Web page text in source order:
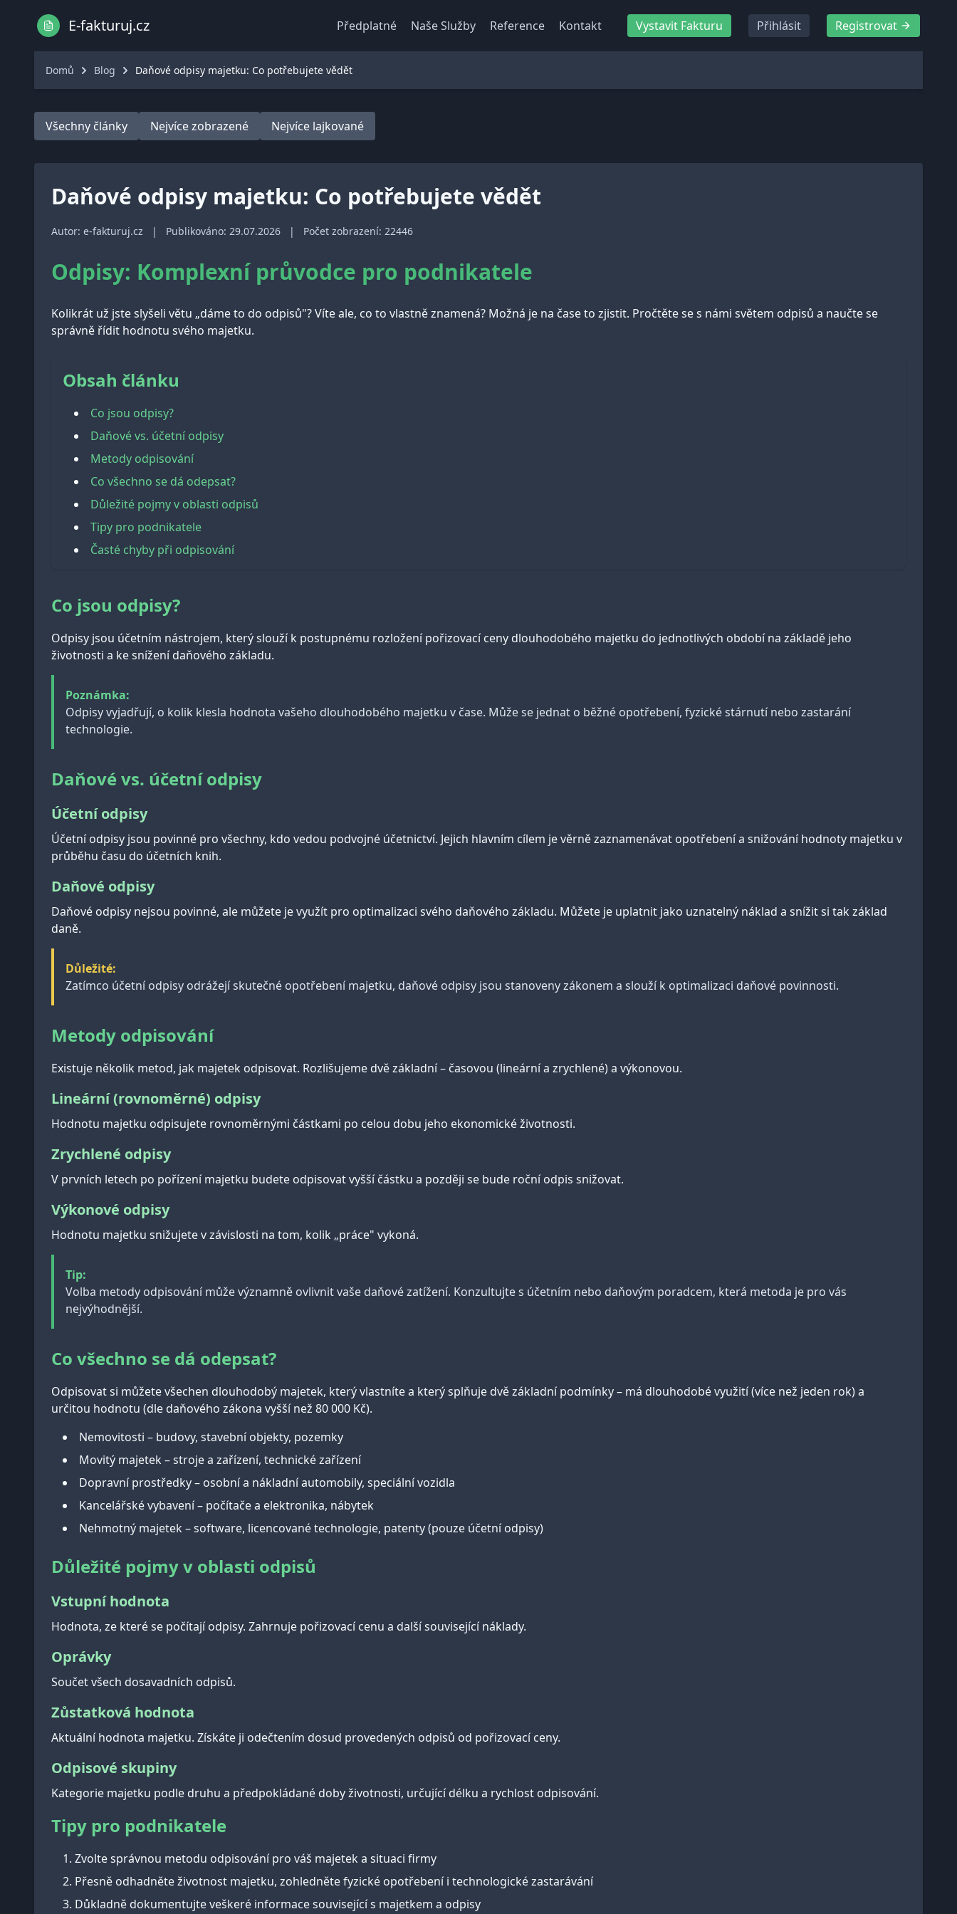
E-fakturuj.cz Předplatné Naše Služby Reference Kontakt Vystavit Fakturu Přihlásit Registrovat
Domů Blog Daňové odpisy majetku: Co potřebujete vědět
Všechny články Nejvíce zobrazené Nejvíce lajkované
Daňové odpisy majetku: Co potřebujete vědět
Autor: e-fakturuj.cz | Publikováno: 29.07.2026 | Počet zobrazení: 22446
Odpisy: Komplexní průvodce pro podnikatele
Kolikrát už jste slyšeli větu „dáme to do odpisů"? Víte ale, co to vlastně znamená? Možná je na čase to zjistit. Pročtěte se s námi světem odpisů a naučte se
správně řídit hodnotu svého majetku.
Obsah článku
Co jsou odpisy?
Daňové vs. účetní odpisy
Metody odpisování
Co všechno se dá odepsat?
Důležité pojmy v oblasti odpisů
Tipy pro podnikatele
Časté chyby při odpisování
Co jsou odpisy?
Odpisy jsou účetním nástrojem, který slouží k postupnému rozložení pořizovací ceny dlouhodobého majetku do jednotlivých období na základě jeho
životnosti a ke snížení daňového základu.
Poznámka:
Odpisy vyjadřují, o kolik klesla hodnota vašeho dlouhodobého majetku v čase. Může se jednat o běžné opotřebení, fyzické stárnutí nebo zastarání
technologie.
Daňové vs. účetní odpisy
Účetní odpisy
Účetní odpisy jsou povinné pro všechny, kdo vedou podvojné účetnictví. Jejich hlavním cílem je věrně zaznamenávat opotřebení a snižování hodnoty majetku v
průběhu času do účetních knih.
Daňové odpisy
Daňové odpisy nejsou povinné, ale můžete je využít pro optimalizaci svého daňového základu. Můžete je uplatnit jako uznatelný náklad a snížit si tak základ
daně.
Důležité:
Zatímco účetní odpisy odrážejí skutečné opotřebení majetku, daňové odpisy jsou stanoveny zákonem a slouží k optimalizaci daňové povinnosti.
Metody odpisování
Existuje několik metod, jak majetek odpisovat. Rozlišujeme dvě základní – časovou (lineární a zrychlené) a výkonovou.
Lineární (rovnoměrné) odpisy
Hodnotu majetku odpisujete rovnoměrnými částkami po celou dobu jeho ekonomické životnosti.
Zrychlené odpisy
V prvních letech po pořízení majetku budete odpisovat vyšší částku a později se bude roční odpis snižovat.
Výkonové odpisy
Hodnotu majetku snižujete v závislosti na tom, kolik „práce" vykoná.
Tip:
Volba metody odpisování může významně ovlivnit vaše daňové zatížení. Konzultujte s účetním nebo daňovým poradcem, která metoda je pro vás
nejvýhodnější.
Co všechno se dá odepsat?
Odpisovat si můžete všechen dlouhodobý majetek, který vlastníte a který splňuje dvě základní podmínky – má dlouhodobé využití (více než jeden rok) a
určitou hodnotu (dle daňového zákona vyšší než 80 000 Kč).
Nemovitosti – budovy, stavební objekty, pozemky
Movitý majetek – stroje a zařízení, technické zařízení
Dopravní prostředky – osobní a nákladní automobily, speciální vozidla
Kancelářské vybavení – počítače a elektronika, nábytek
Nehmotný majetek – software, licencované technologie, patenty (pouze účetní odpisy)
Důležité pojmy v oblasti odpisů
Vstupní hodnota
Hodnota, ze které se počítají odpisy. Zahrnuje pořizovací cenu a další související náklady.
Oprávky
Součet všech dosavadních odpisů.
Zůstatková hodnota
Aktuální hodnota majetku. Získáte ji odečtením dosud provedených odpisů od pořizovací ceny.
Odpisové skupiny
Kategorie majetku podle druhu a předpokládané doby životnosti, určující délku a rychlost odpisování.
Tipy pro podnikatele
Zvolte správnou metodu odpisování pro váš majetek a situaci firmy
Přesně odhadněte životnost majetku, zohledněte fyzické opotřebení i technologické zastarávání
Důkladně dokumentujte veškeré informace související s majetkem a odpisy